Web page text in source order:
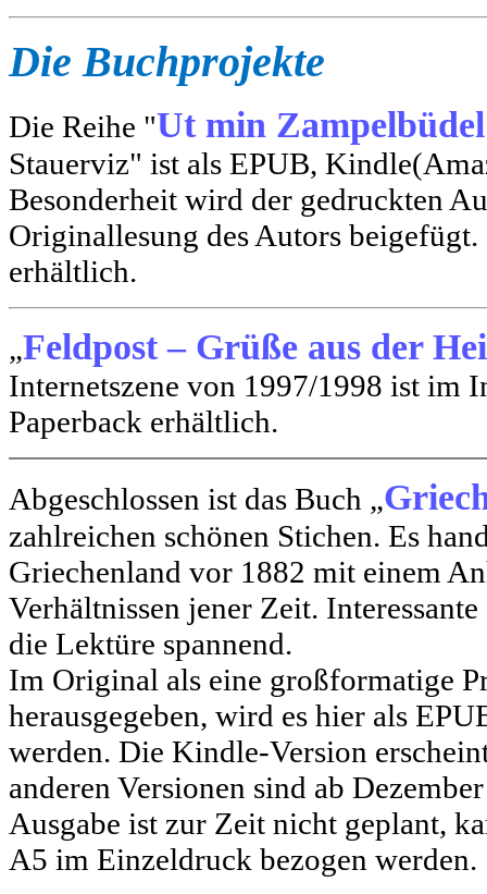
Die Buchprojekte
Die Reihe "Ut min Zampelbüdel
Stauerviz" ist als EPUB,
Besonderheit wird der gedruckten
Originallesung des Autors
erhältlich.
„Feldpost – Grüße aus der
Internetszene von 1997/1998 ist im
Paperback erhältlich.
Abgeschlossen ist das Buch „
zahlreichen schönen Stichen. Es
Griechenland vor 1882 mit einem
Verhältnissen jener Zeit.
die Lektüre spannend.
Im Original als eine großformatige
herausgegeben, wird es hier als
werden. Die Kindle-Version
anderen Versionen sind ab
Ausgabe ist zur Zeit nicht geplant,
A5 im Einzeldruck bezogen werden.